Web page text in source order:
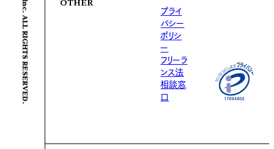
© ENJIN Inc. ALL RIGHTS RESERVED.
OTHER
プライ
バシー
ポリシ
ー
フリーラ
ンス法
相談窓
口